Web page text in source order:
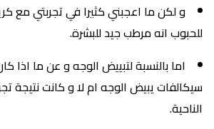
و لكن ما اعجبني كثيرا في تجربتي مع
للحبوب انه مرطب جيد للبشرة.
اما بالنسبة لتبييض الوجه و عن ما اذا
سيكالفات يبيض الوجه ام لا و كانت نتيجة
الناحية.